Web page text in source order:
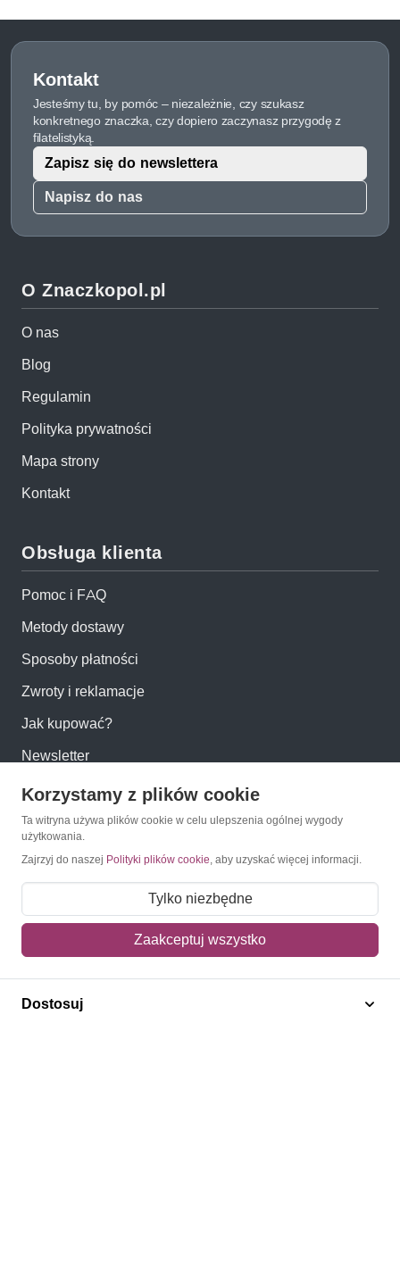
Kontakt
Jesteśmy tu, by pomóc – niezależnie, czy szukasz
konkretnego znaczka, czy dopiero zaczynasz przygodę z
filatelistyką.
Napisz do nas
Zapisz się do newslettera
O Znaczkopol.pl
O nas
Blog
Regulamin
Polityka prywatności
Mapa strony
Kontakt
Obsługa klienta
Pomoc i FAQ
Metody dostawy
Sposoby płatności
Zwroty i reklamacje
Jak kupować?
Newsletter
Konto
Moje konto
Moje zamówienia
Mój koszyk
Adres dostawy
Polecamy
Korzystamy z plików cookie
Ta witryna używa plików cookie w celu ulepszenia ogólnej wygody
użytkowania.
Zajrzyj do naszej Polityki plików cookie, aby uzyskać więcej informacji.
Tylko niezbędne
Zaakceptuj wszystko
Dostosuj